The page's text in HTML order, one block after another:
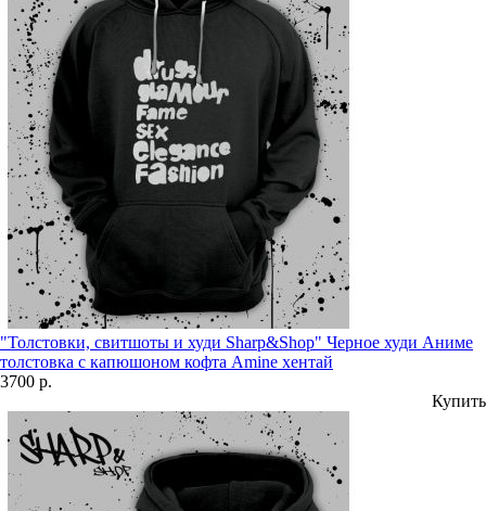
"Толстовки, свитшоты и худи Sharp&Shop" Черное худи Аниме
толстовка с капюшоном кофта Amine хентай
3700 р.
Купить